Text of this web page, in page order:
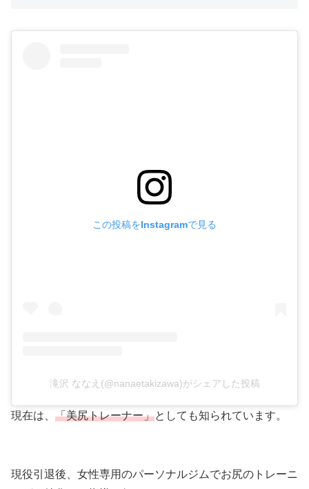
この投稿をInstagramで見る
滝沢 ななえ(@nanaetakizawa)がシェアした投稿
現在は、 「美尻トレーナー」としても知られています。
現役引退後、女性専用のパーソナルジムでお尻のトレーニ